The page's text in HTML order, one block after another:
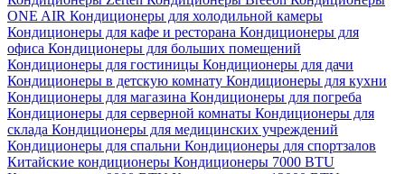
ONE AIR Кондиционеры для холодильной камеры
Кондиционеры для кафе и ресторана Кондиционеры для
офиса Кондиционеры для больших помещений
Кондиционеры для гостиницы Кондиционеры для дачи
Кондиционеры в детскую комнату Кондиционеры для кухни
Кондиционеры для магазина Кондиционеры для погреба
Кондиционеры для серверной комнаты Кондиционеры для
склада Кондиционеры для медицинских учреждений
Кондиционеры для спальни Кондиционеры для спортзалов
Китайские кондиционеры Кондиционеры 7000 BTU